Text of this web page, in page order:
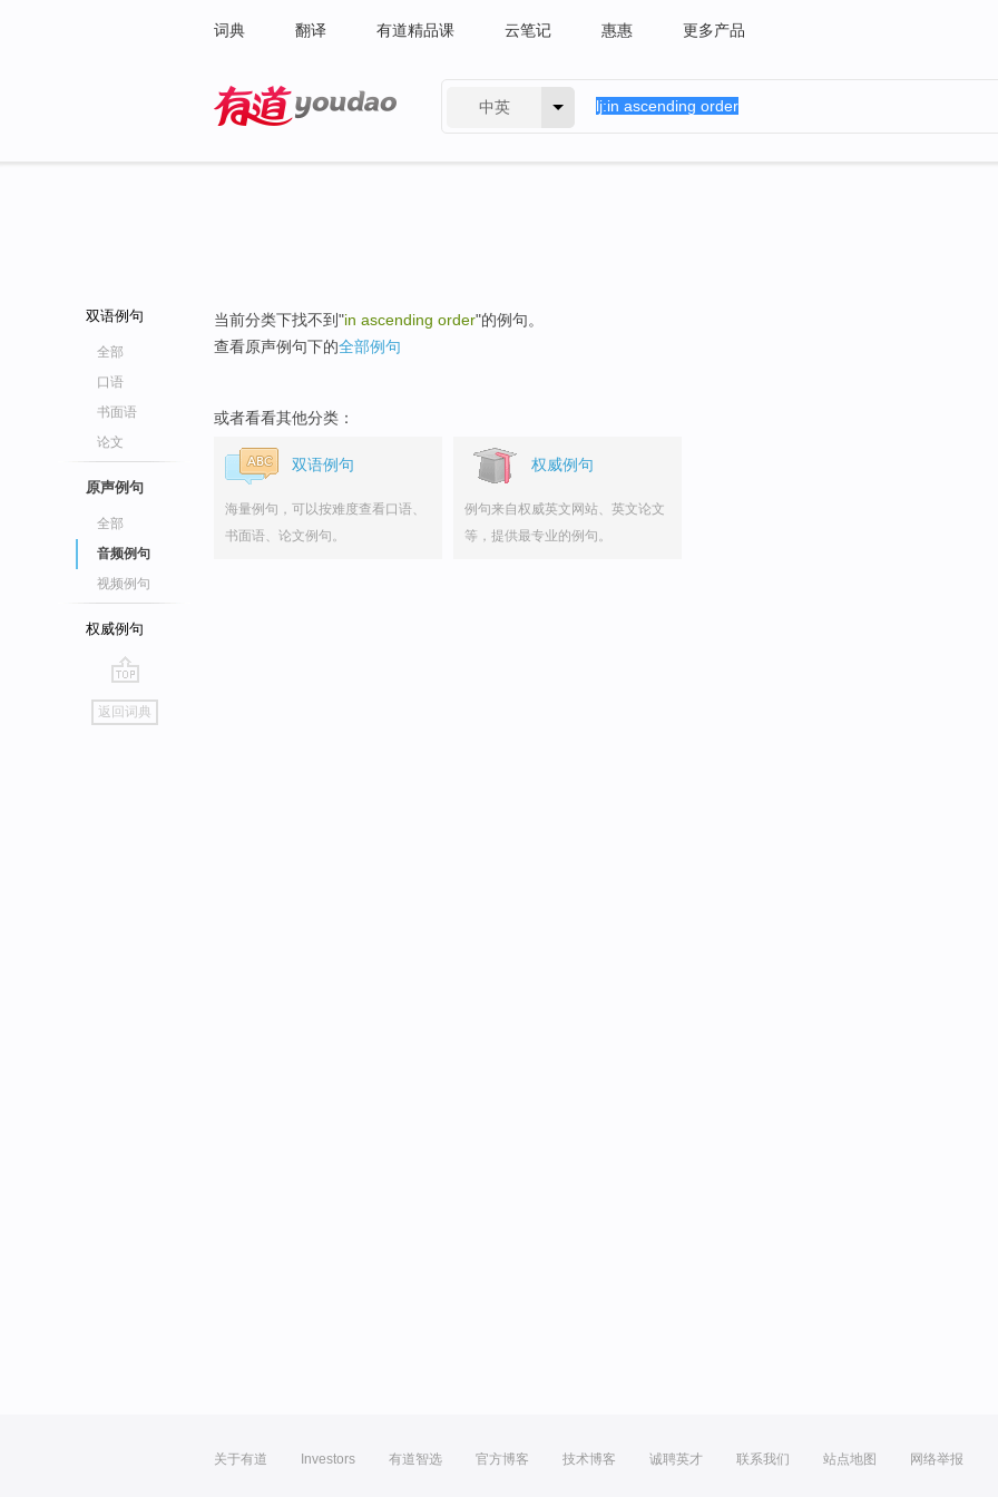
词典 翻译 有道精品课 云笔记 惠惠 更多产品
中英
双语例句
全部
口语
书面语
论文
原声例句
全部
音频例句
视频例句
权威例句
go
top
返回词典
当前分类下找不到"in ascending order"的例句。
查看原声例句下的全部例句
或者看看其他分类：
双语例句
海量例句，可以按难度查看口语、
书面语、论文例句。
权威例句
例句来自权威英文网站、英文论文
等，提供最专业的例句。
关于有道 Investors 有道智选 官方博客 技术博客 诚聘英才 联系我们 站点地图 网络举报